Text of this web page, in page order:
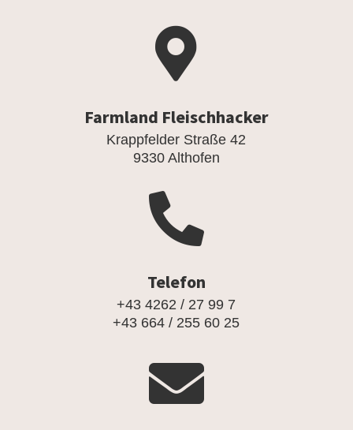

Farmland Fleischhacker
Krappfelder Straße 42
9330 Althofen

Telefon
+43 4262 / 27 99 7
+43 664 / 255 60 25
